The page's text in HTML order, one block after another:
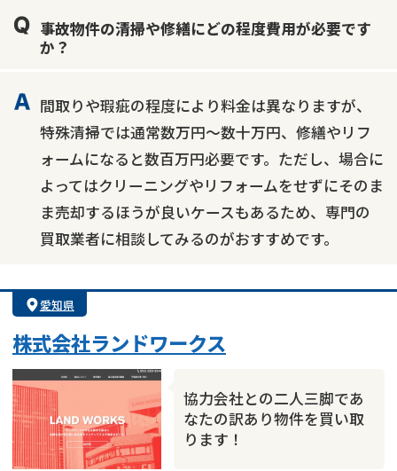
事故物件の清掃や修繕にどの程度費用が必要です
か？
間取りや瑕疵の程度により料金は異なりますが、
特殊清掃では通常数万円～数十万円、修繕やリフ
ォームになると数百万円必要です。ただし、場合に
よってはクリーニングやリフォームをせずにそのま
ま売却するほうが良いケースもあるため、専門の
買取業者に相談してみるのがおすすめです。
愛知県
株式会社ランドワークス
協力会社との二人三脚であ
なたの訳あり物件を買い取
ります！